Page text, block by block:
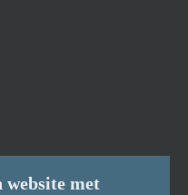
website met